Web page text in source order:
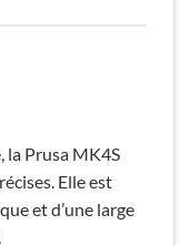
la Prusa MK4S
Elle est
et d’une large